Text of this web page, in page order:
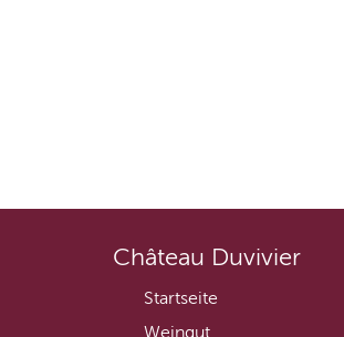
Château Duvivier
Startseite
Weingut